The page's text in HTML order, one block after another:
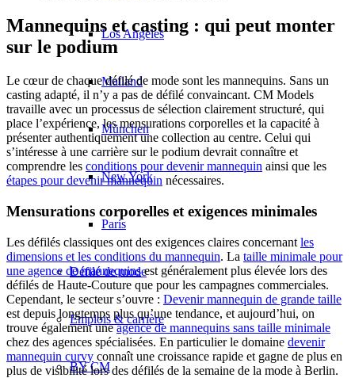
Los Angeles
Mailand
München
New York
Paris
Défilé de mode
Emplois & carrière
BY CM
Mannequins et casting : qui peut monter
sur le podium
Le cœur de chaque défilé de mode sont les mannequins. Sans un
casting adapté, il n’y a pas de défilé convaincant. CM Models
travaille avec un processus de sélection clairement structuré, qui
place l’expérience, les mensurations corporelles et la capacité à
présenter authentiquement une collection au centre. Celui qui
s’intéresse à une carrière sur le podium devrait connaître et
comprendre les conditions pour devenir mannequin ainsi que les
étapes pour devenir mannequin nécessaires.
Mensurations corporelles et exigences minimales
Les défilés classiques ont des exigences claires concernant les
dimensions et les conditions du mannequin. La taille minimale pour
une agence de mannequinsest généralement plus élevée lors des
défilés de Haute-Couture que pour les campagnes commerciales.
Cependant, le secteur s’ouvre : Devenir mannequin de grande taille
est depuis longtemps plus qu’une tendance, et aujourd’hui, on
trouve également uneagence de mannequins sans taille minimale
chez des agences spécialisées. En particulier le domaine devenir
mannequin curvy connaît une croissance rapide et gagne de plus en
plus de visibilité lors des défilés de la semaine de la mode à Berlin.